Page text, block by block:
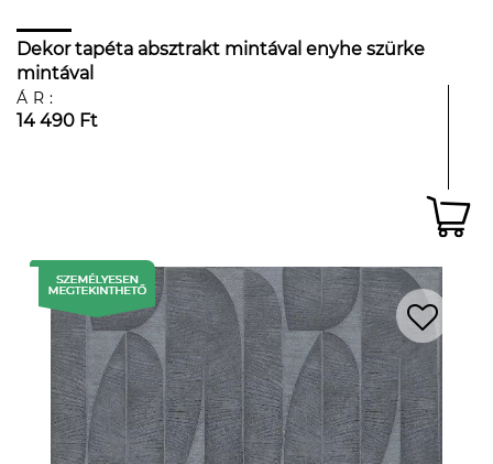
Dekor tapéta absztrakt mintával enyhe szürke
mintával
ÁR:
14 490 Ft